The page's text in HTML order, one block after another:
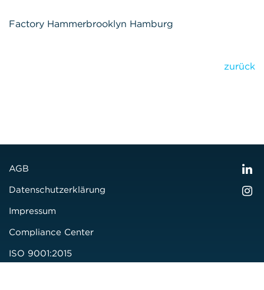
Factory Hammerbrooklyn Hamburg
zurück
AGB
Datenschutzerklärung
Impressum
Compliance Center
ISO 9001:2015
Zertifizierung